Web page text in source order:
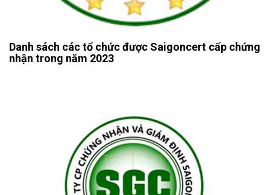
Danh sách các tổ chức được Saigoncert cấp chứng
nhận trong năm 2023